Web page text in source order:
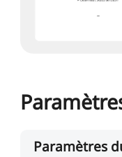
Paramètres